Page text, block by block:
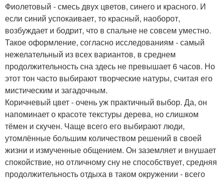
Фиолетовый - смесь двух цветов, синего и красного. И
если синий успокаивает, то красный, наоборот,
возбуждает и бодрит, что в спальне не совсем уместно.
Такое оформление, согласно исследованиям - самый
нежелательный из всех вариантов, в среднем
продолжительность сна здесь не превышает 6 часов. Но
этот тон часто выбирают творческие натуры, считая его
мистическим и загадочным.
Коричневый цвет - очень уж практичный выбор. Да, он
напоминает о красоте текстуры дерева, но слишком
тёмен и скучен. Чаще всего его выбирают люди,
утомлённые большим количеством решений в своей
жизни и измученные общением. Он заземляет и внушает
спокойствие, но отличному сну не способствует, средняя
продолжительность отдыха в таком окружении - всего